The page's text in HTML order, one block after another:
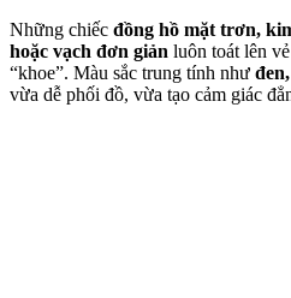
Những chiếc đồng hồ mặt trơn,
hoặc vạch đơn giản luôn toát lên
“khoe”. Màu sắc trung tính như
vừa dễ phối đồ, vừa tạo cảm giác